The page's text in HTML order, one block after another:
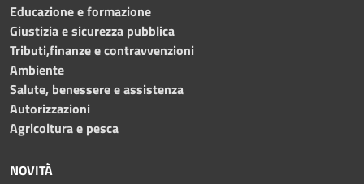
Educazione e formazione
Giustizia e sicurezza pubblica
Tributi,finanze e contravvenzioni
Ambiente
Salute, benessere e assistenza
Autorizzazioni
Agricoltura e pesca
NOVITÀ